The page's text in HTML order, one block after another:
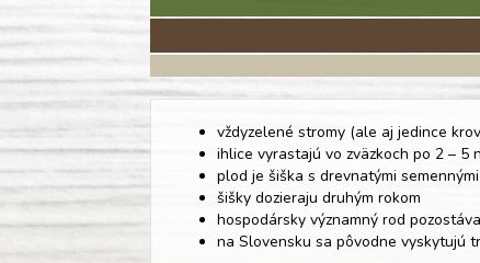
vždyzelené stromy (ale aj jedince
ihlice vyrastajú vo zväzkoch po 2 –
plod je šiška s drevnatými
šišky dozieraju druhým rokom
hospodársky významný rod
na Slovensku sa pôvodne vyskytujú